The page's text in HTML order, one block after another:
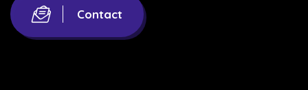
Contact